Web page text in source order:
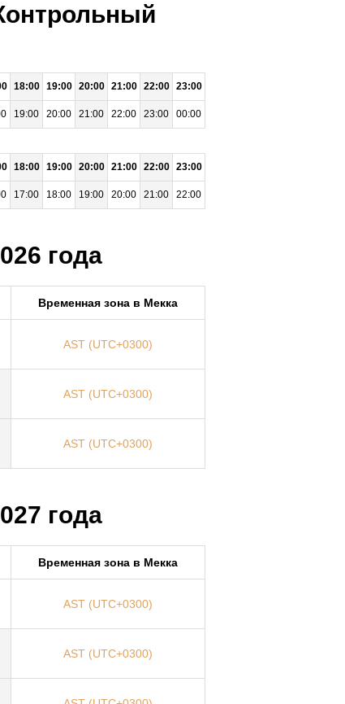
18:00 19:00 20:00 21:00 22:00 23:00
19:00 20:00 21:00 22:00 23:00 00:00
18:00 19:00 20:00 21:00 22:00 23:00
17:00 18:00 19:00 20:00 21:00 22:00
года
Временная зона в Мекка
AST (UTC+0300)
AST (UTC+0300)
AST (UTC+0300)
года
Временная зона в Мекка
AST (UTC+0300)
AST (UTC+0300)